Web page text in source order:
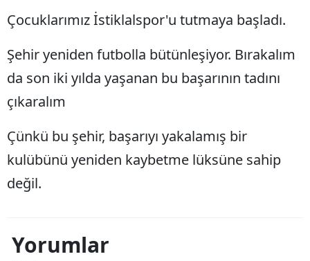
Çocuklarımız İstiklalspor'u tutmaya başladı.
Şehir yeniden futbolla bütünleşiyor. Bırakalım
da son iki yılda yaşanan bu başarının tadını
çıkaralım
Çünkü bu şehir, başarıyı yakalamış bir
kulübünü yeniden kaybetme lüksüne sahip
değil.
Yorumlar